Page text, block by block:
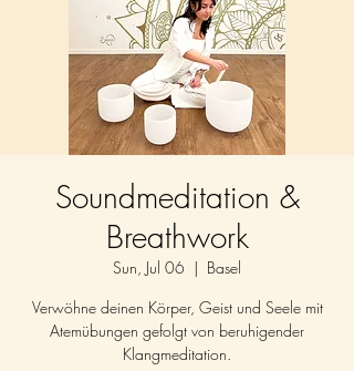
Soundmeditation &
Breathwork
Sun, Jul 06
  |
Basel
Verwöhne deinen Körper, Geist und Seele mit
Atemübungen gefolgt von beruhigender
Klangmeditation.